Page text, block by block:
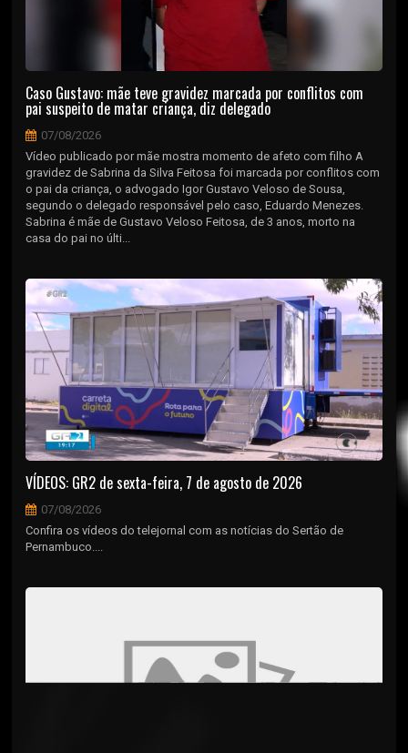
Caso Gustavo: mãe teve gravidez marcada por conflitos com
pai suspeito de matar criança, diz delegado
07/08/2026
Vídeo publicado por mãe mostra momento de afeto com filho A
gravidez de Sabrina da Silva Feitosa foi marcada por conflitos com
o pai da criança, o advogado Igor Gustavo Veloso de Sousa,
segundo o delegado responsável pelo caso, Eduardo Menezes.
Sabrina é mãe de Gustavo Veloso Feitosa, de 3 anos, morto na
casa do pai no últi...
VÍDEOS: GR2 de sexta-feira, 7 de agosto de 2026
07/08/2026
Confira os vídeos do telejornal com as notícias do Sertão de
Pernambuco....